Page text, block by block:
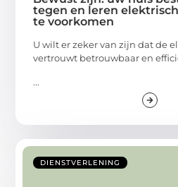
tegen en leren
te voorkomen
U wilt er zeker van zijn dat de
vertrouwt betrouwbaar en
...
DIENSTVERLENING